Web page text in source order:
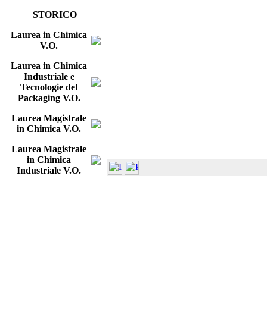
STORICO
Laurea in Chimica
V.O.
Laurea in Chimica
Industriale e
Tecnologie del
Packaging V.O.
Laurea Magistrale
in Chimica V.O.
Laurea Magistrale
in Chimica
Industriale V.O.